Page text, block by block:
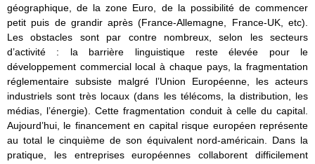
géographique, de la zone Euro, de la possibilité de commencer
petit puis de grandir après (France-Allemagne, France-UK, etc).
Les obstacles sont par contre nombreux, selon les secteurs
d’activité : la barrière linguistique reste élevée pour le
développement commercial local à chaque pays, la fragmentation
réglementaire subsiste malgré l’Union Européenne, les acteurs
industriels sont très locaux (dans les télécoms, la distribution, les
médias, l’énergie). Cette fragmentation conduit à celle du capital.
Aujourd’hui, le financement en capital risque européen représente
au total le cinquième de son équivalent nord-américain. Dans la
pratique, les entreprises européennes collaborent difficilement